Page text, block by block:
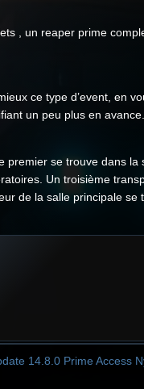
, un reaper prime
ce type d’event, en
un peu plus en avance.
premier se trouve dans la
Un troisième
de la salle principale se
14.8.0 Prime Access